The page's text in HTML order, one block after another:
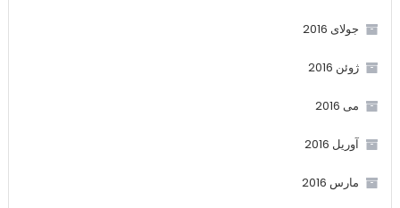
جولای 2016
ژوئن 2016
می 2016
آوریل 2016
مارس 2016